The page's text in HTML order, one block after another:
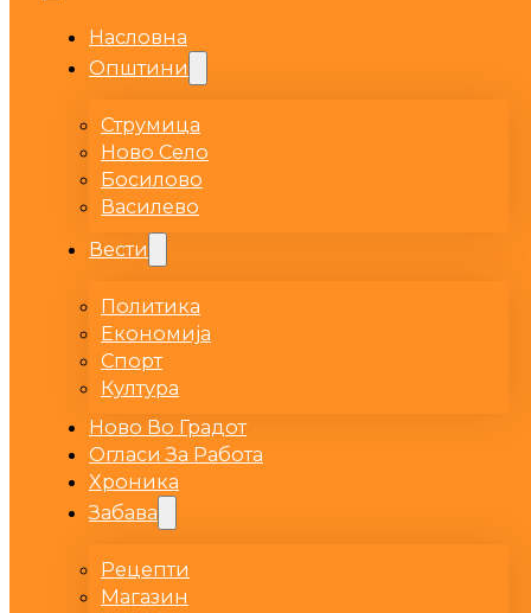
Насловна
Општини
Струмица
Ново Село
Босилово
Василево
Вести
Политика
Економија
Спорт
Култура
Ново Во Градот
Огласи За Работа
Хроника
Забава
Рецепти
Магазин